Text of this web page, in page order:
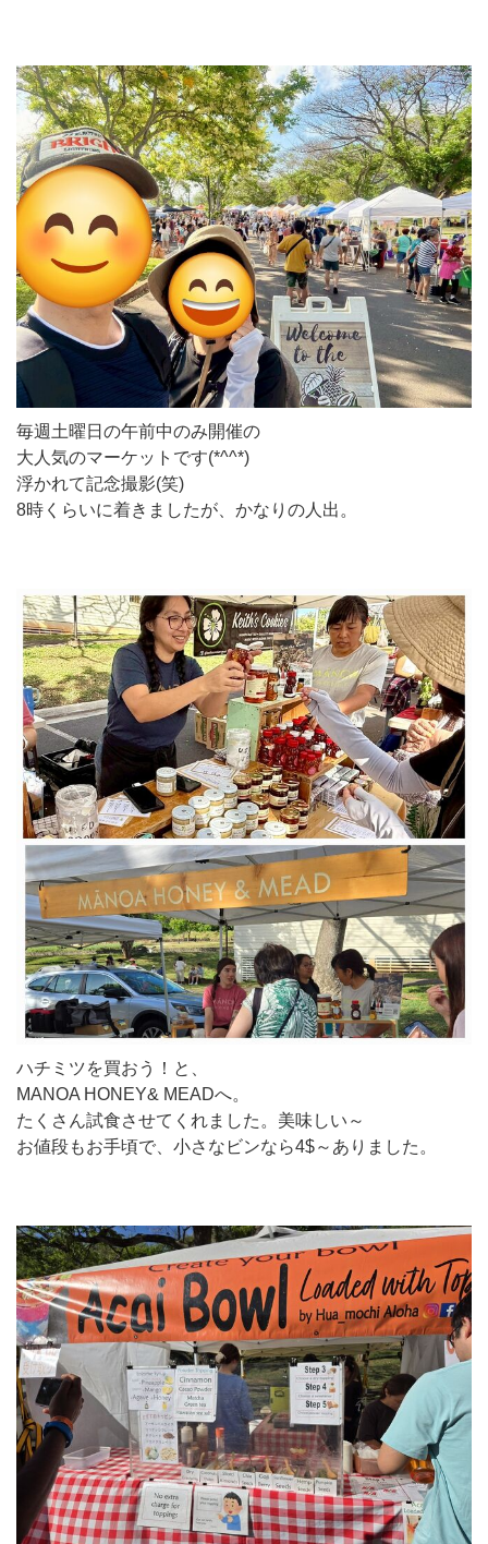
毎週土曜日の午前中のみ開催の
大人気のマーケットです(*^^*)
浮かれて記念撮影(笑)
8時くらいに着きましたが、かなりの人出。
ハチミツを買おう！と、
MANOA HONEY& MEADへ。
たくさん試食させてくれました。美味しい～
お値段もお手頃で、小さなビンなら4$～ありました。